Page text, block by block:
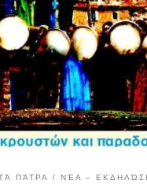
9 κ΄ 23 Φεβρουαρίου, στις
σε ένα κύκλο, όπου ο ρυθμός
μας στον κόσμο της
της σύνδεσης. 🎭🪁 Σε αυτές
θα συντονιστούμε με το θέμα
παραδοσιακά […]
ΠΆΤΡΑ ΝΈΑ –